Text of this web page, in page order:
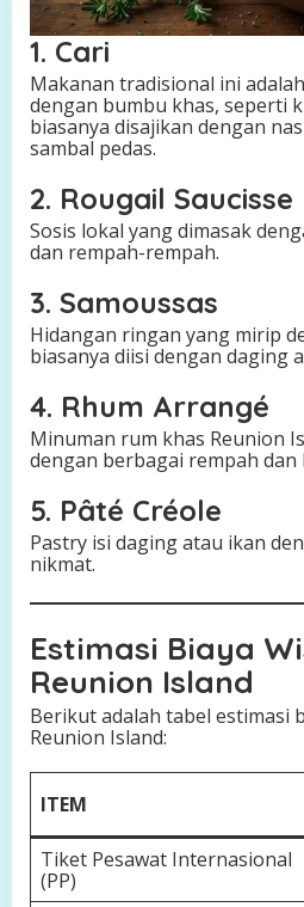
1. Cari
Makanan tradisional ini
dengan bumbu khas, seperti
biasanya disajikan dengan
sambal pedas.
2. Rougail Saucisse
Sosis lokal yang dimasak
dan rempah-rempah.
3. Samoussas
Hidangan ringan yang mirip
biasanya diisi dengan daging
4. Rhum Arrangé
Minuman rum khas Reunion
dengan berbagai rempah dan
5. Pâté Créole
Pastry isi daging atau ikan
nikmat.
Estimasi Biaya
Reunion Island
Berikut adalah tabel estimasi
Reunion Island:
ITEM
Tiket Pesawat Internasional
(PP)